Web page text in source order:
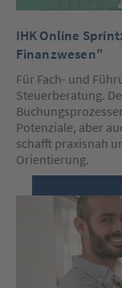
IHK Online
Finanzwesen"
Für Fach- und
Steuerberatung.
Potenziale, aber
schafft praxisnah
Orientierung.